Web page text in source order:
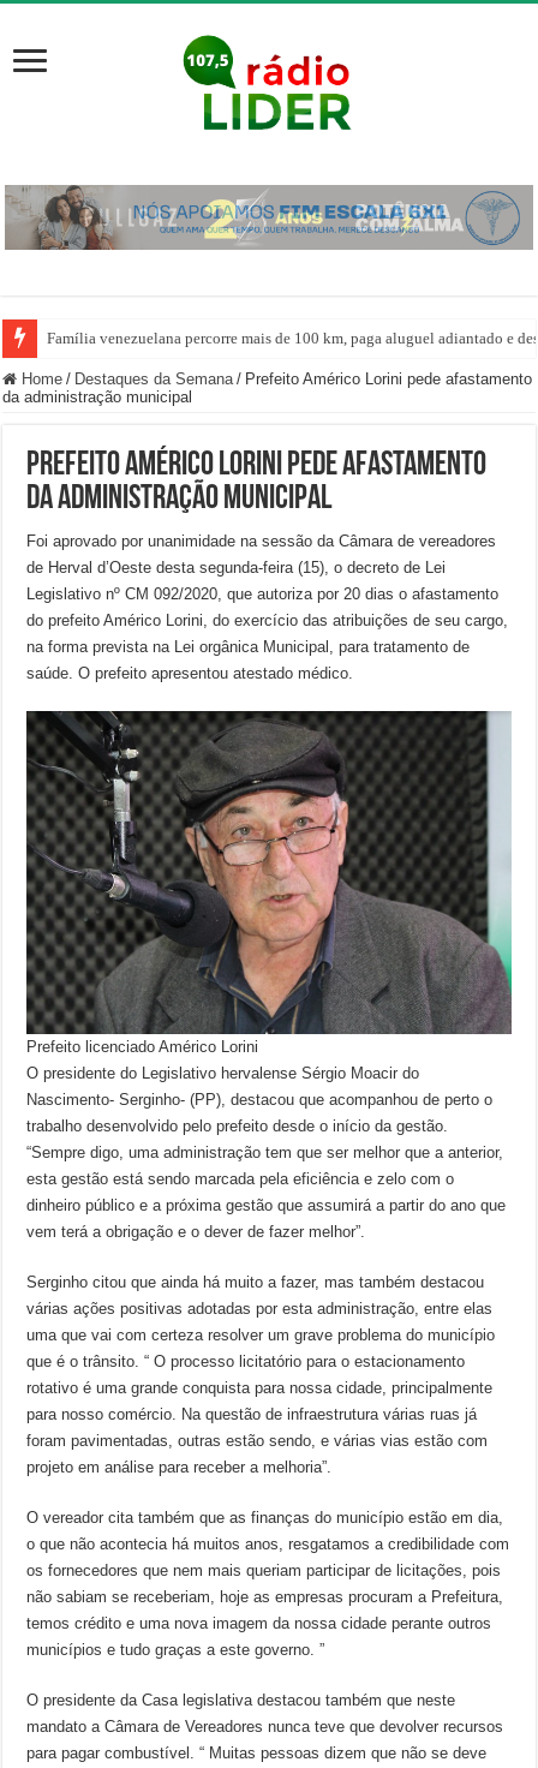
Família venezuelana percorre mais de 100 km, paga aluguel adiantado e
Home / Destaques da Semana / Prefeito Américo Lorini pede afastamento
da administração municipal
Prefeito Américo Lorini pede afastamento
da administração municipal
Foi aprovado por unanimidade na sessão da Câmara de vereadores
de Herval d’Oeste desta segunda-feira (15), o decreto de Lei
Legislativo nº CM 092/2020, que autoriza por 20 dias o afastamento
do prefeito Américo Lorini, do exercício das atribuições de seu cargo,
na forma prevista na Lei orgânica Municipal, para tratamento de
saúde. O prefeito apresentou atestado médico.
Prefeito licenciado Américo Lorini
O presidente do Legislativo hervalense Sérgio Moacir do
Nascimento- Serginho- (PP), destacou que acompanhou de perto o
trabalho desenvolvido pelo prefeito desde o início da gestão.
“Sempre digo, uma administração tem que ser melhor que a anterior,
esta gestão está sendo marcada pela eficiência e zelo com o
dinheiro público e a próxima gestão que assumirá a partir do ano que
vem terá a obrigação e o dever de fazer melhor”.
Serginho citou que ainda há muito a fazer, mas também destacou
várias ações positivas adotadas por esta administração, entre elas
uma que vai com certeza resolver um grave problema do município
que é o trânsito. “ O processo licitatório para o estacionamento
rotativo é uma grande conquista para nossa cidade, principalmente
para nosso comércio. Na questão de infraestrutura várias ruas já
foram pavimentadas, outras estão sendo, e várias vias estão com
projeto em análise para receber a melhoria”.
O vereador cita também que as finanças do município estão em dia,
o que não acontecia há muitos anos, resgatamos a credibilidade com
os fornecedores que nem mais queriam participar de licitações, pois
não sabiam se receberiam, hoje as empresas procuram a Prefeitura,
temos crédito e uma nova imagem da nossa cidade perante outros
municípios e tudo graças a este governo. ”
O presidente da Casa legislativa destacou também que neste
mandato a Câmara de Vereadores nunca teve que devolver recursos
para pagar combustível. “ Muitas pessoas dizem que não se deve